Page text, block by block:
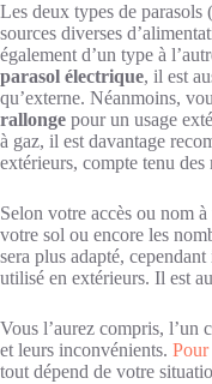
Les deux types de parasols
sources diverses
également d’un type à
parasol électrique, il est
qu’externe. Néanmoins,
rallonge pour un usage
à gaz, il est davantage
extérieurs, compte tenu des
Selon votre accès ou nom
votre sol ou encore les
sera plus adapté,
utilisé en extérieurs. Il est
Vous l’aurez compris, l’un
et leurs inconvénients.
tout dépend de votre